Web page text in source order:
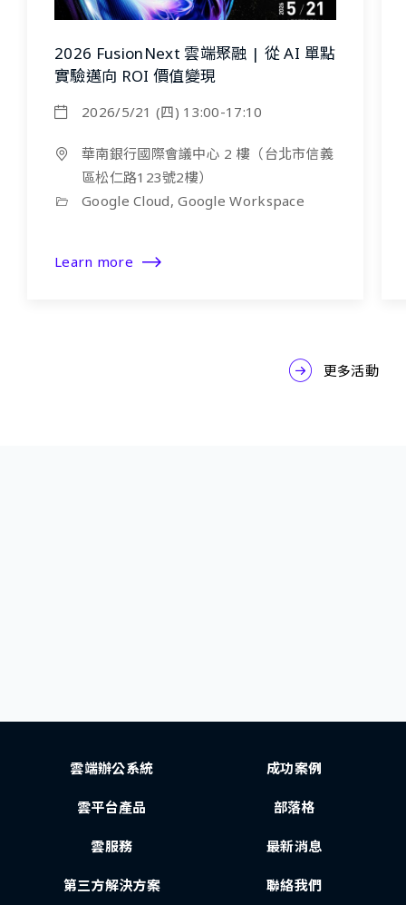
2026 FusionNext 雲端聚融 | 從 AI 單點
實驗邁向 ROI 價值變現
2026/5/21 (四) 13:00-17:10
華南銀行國際會議中心 2 樓（台北市信義
區松仁路123號2樓）
Google Cloud, Google Workspace
Learn more
更多活動
雲端辦公系統
雲平台產品
雲服務
第三方解決方案
成功案例
部落格
最新消息
聯絡我們